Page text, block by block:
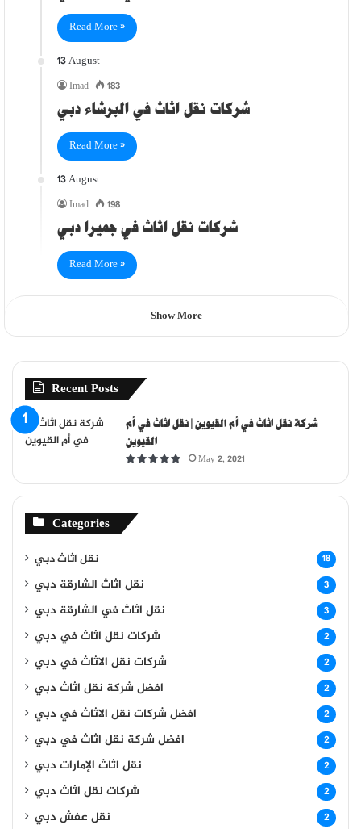
Read More »
13 August
Imad 183
شركات نقل اثاث في البرشاء دبي
Read More »
13 August
Imad 198
شركات نقل اثاث في جميرا دبي
Read More »
Show More
Recent Posts
شركة نقل اثاث في أم القيوين | نقل اثاث في أم
القيوين
May 2, 2021
Categories
نقل اثاث دبي 18
نقل اثاث الشارقة دبي 3
نقل اثاث في الشارقة دبي 3
شركات نقل اثاث في دبي 2
شركات نقل الاثاث في دبي 2
افضل شركة نقل اثاث دبي 2
افضل شركات نقل الاثاث في دبي 2
افضل شركة نقل اثاث في دبي 2
نقل اثاث الإمارات دبي 2
شركات نقل اثاث دبي 2
نقل عفش دبي 2